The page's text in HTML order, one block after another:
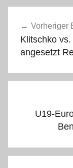
Vorheriger
Klitschko
angesetzt
U19-